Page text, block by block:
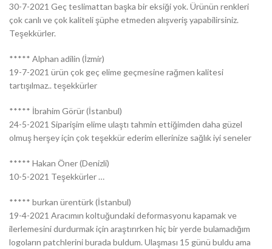
30-7-2021 Geç teslimattan başka bir eksiği yok. Ürünün renkleri
çok canlı ve çok kaliteli şüphe etmeden alışveriş yapabilirsiniz.
Teşekkürler.
***** Alphan adilin (İzmir)
19-7-2021 ürün çok geç elime geçmesine rağmen kalitesi
tartışılmaz.. teşekkürler
***** İbrahim Görür (İstanbul)
24-5-2021 Siparişim elime ulaştı tahmin ettiğimden daha güzel
olmuş herşey için çok teşekkür ederim ellerinize sağlık iyi seneler
***** Hakan Öner (Denizli)
10-5-2021 Teşekkürler …
***** burkan ürentürk (İstanbul)
19-4-2021 Aracımın koltuğundaki deformasyonu kapamak ve
ilerlemesini durdurmak için araştırırken hiç bir yerde bulamadığım
logoların patchlerini burada buldum. Ulaşması 15 günü buldu ama